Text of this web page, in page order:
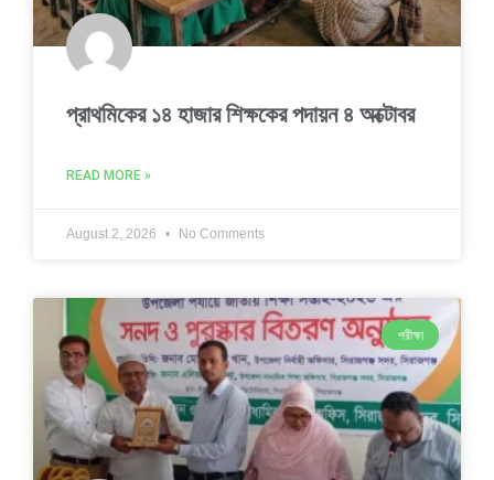
প্রাথমিকের ১৪ হাজার শিক্ষকের পদায়ন ৪ অক্টোবর
READ MORE »
August 2, 2026 No Comments
পরীক্ষা